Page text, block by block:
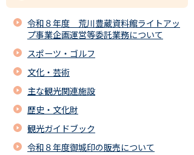
令和８年度 荒川豊蔵資料館ライトアッ
プ事業企画運営等委託業務について
スポーツ・ゴルフ
文化・芸術
主な観光関連施設
歴史・文化財
観光ガイドブック
令和８年度御城印の販売について